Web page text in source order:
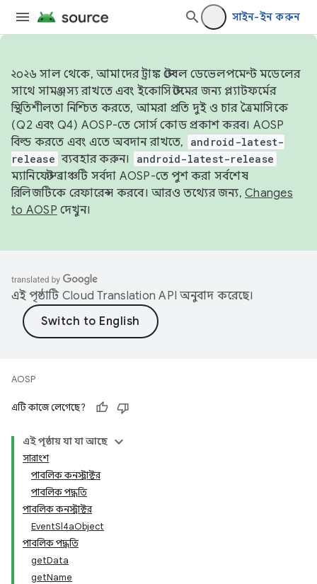
সাইন-ইন করুন
২০২৬ সাল থেকে, আমাদের ট্রাঙ্ক স্টেবল ডেভেলপমেন্ট মডেলের
সাথে সামঞ্জস্য রাখতে এবং ইকোসিস্টেমের জন্য প্ল্যাটফর্মের
স্থিতিশীলতা নিশ্চিত করতে, আমরা প্রতি দুই ও চার ত্রৈমাসিকে
(Q2 এবং Q4) AOSP-তে সোর্স কোড প্রকাশ করব। AOSP
বিল্ড করতে এবং এতে অবদান রাখতে,
android-latest-
release ব্যবহার করুন। android-latest-release
ম্যানিফেস্ট ব্রাঞ্চটি সর্বদা AOSP-তে পুশ করা সর্বশেষ
রিলিজটিকে রেফারেন্স করবে। আরও তথ্যের জন্য, Changes
to AOSP দেখুন।
এই পৃষ্ঠাটি Cloud Translation API অনুবাদ করেছে।
AOSP
এটি কাজে লেগেছে?
এই পৃষ্ঠায় যা যা আছে
সারাংশ
পাবলিক কনস্ট্রাক্টর
পাবলিক পদ্ধতি
পাবলিক কনস্ট্রাক্টর
EventSl4aObject
পাবলিক পদ্ধতি
getData
getName